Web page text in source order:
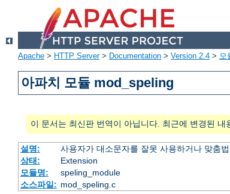
Apache > HTTP Server> Documentation > Version 2.4 > 모
아파치 모듈 mod_speling
이 문서는 최신판 번역이 아닙니다. 최근에 변경된 내
설명:
사용자가 대소문자를 잘못 사용하거나 맞춤
상태:
Extension
모듈명:
speling_module
소스파일: mod_speling.c